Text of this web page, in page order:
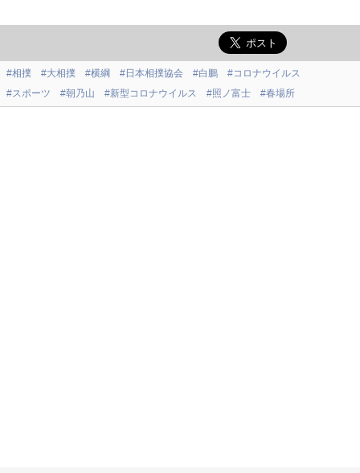
#相撲 #大相撲 #横綱 #日本相撲協会 #白鵬
#コロナウイルス
#スポーツ
#朝乃山 #新型コロナウイルス #照ノ富士 #春場所